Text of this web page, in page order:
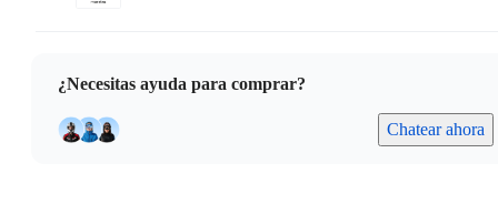
¿Necesitas ayuda para comprar?
Chatear ahora